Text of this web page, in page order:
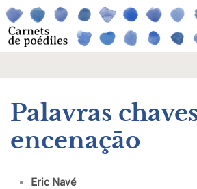
Palavras
encenação
Eric Navé